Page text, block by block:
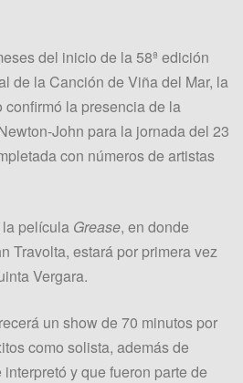
del inicio de la 58ª edición
de la Canción de Viña del Mar, la
la presencia de la
John para la jornada del 23
con números de artistas
película Grease, en donde
Travolta, estará por primera vez
Vergara.
un show de 70 minutos por
como solista, además de
y que fueron parte de